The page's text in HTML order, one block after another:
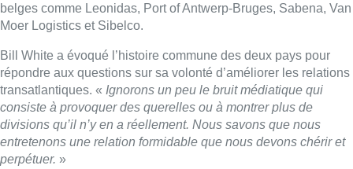
belges comme Leonidas, Port of Antwerp-Bruges, Sabena, Van
Moer Logistics et Sibelco.
Bill White a évoqué l’histoire commune des deux pays pour
répondre aux questions sur sa volonté d’améliorer les relations
transatlantiques. « Ignorons un peu le bruit médiatique qui
consiste à provoquer des querelles ou à montrer plus de
divisions qu’il n’y en a réellement. Nous savons que nous
entretenons une relation formidable que nous devons chérir et
perpétuer. »